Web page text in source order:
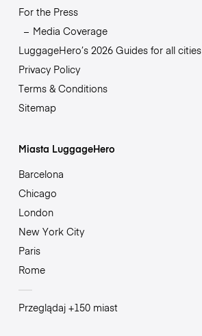
For the Press
Media Coverage
LuggageHero’s 2026 Guides for all cities
Privacy Policy
Terms & Conditions
Sitemap
Miasta LuggageHero
Barcelona
Chicago
London
New York City
Paris
Rome
Przeglądaj +150 miast